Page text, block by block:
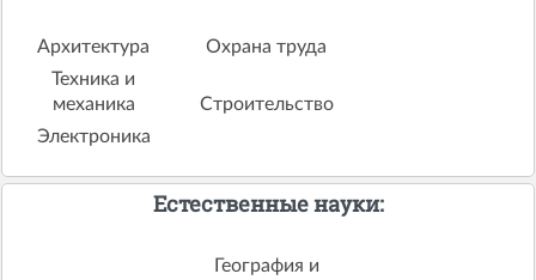
Архитектура
Охрана труда
Техника и
механика
Строительство
Электроника
Естественные науки:
География и